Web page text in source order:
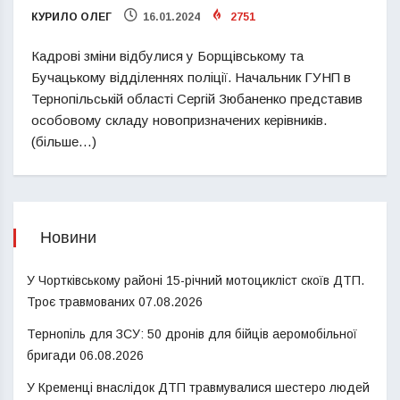
КУРИЛО ОЛЕГ 16.01.2024 2751
Кадрові зміни відбулися у Борщівському та
Бучацькому відділеннях поліції. Начальник ГУНП в
Тернопільській області Сергій Зюбаненко представив
особовому складу новопризначених керівників.
(більше…)
Новини
У Чортківському районі 15-річний мотоцикліст скоїв ДТП.
Троє травмованих 07.08.2026
Тернопіль для ЗСУ: 50 дронів для бійців аеромобільної
бригади 06.08.2026
У Кременці внаслідок ДТП травмувалися шестеро людей